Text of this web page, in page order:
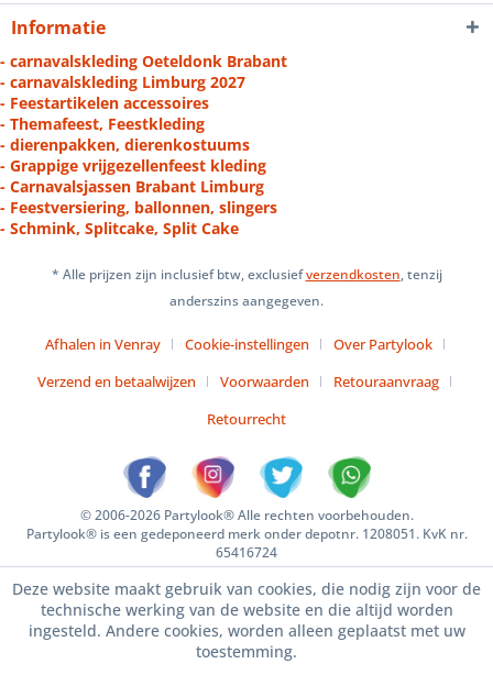
Informatie
- carnavalskleding Oeteldonk Brabant
- carnavalskleding Limburg 2027
- Feestartikelen accessoires
- Themafeest, Feestkleding
- dierenpakken, dierenkostuums
- Grappige vrijgezellenfeest kleding
- Carnavalsjassen Brabant Limburg
- Feestversiering, ballonnen, slingers
- Schmink, Splitcake, Split Cake
* Alle prijzen zijn inclusief btw, exclusiefverzendkosten, tenzij
anderszins aangegeven.
Afhalen in Venray Cookie-instellingen
Over Partylook
Verzend en betaalwijzen
Voorwaarden
Retouraanvraag
Retourrecht
© 2006-2026 Partylook® Alle rechten voorbehouden.
Partylook® is een gedeponeerd merk onder depotnr. 1208051. KvK nr.
65416724
Deze website maakt gebruik van cookies, die nodig zijn voor de
technische werking van de website en die altijd worden
ingesteld. Andere cookies, worden alleen geplaatst met uw
toestemming.